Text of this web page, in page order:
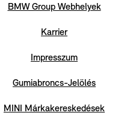
BMW Group Webhelyek
Karrier
Impresszum
Gumiabroncs-Jelölés
MINI Márkakereskedések